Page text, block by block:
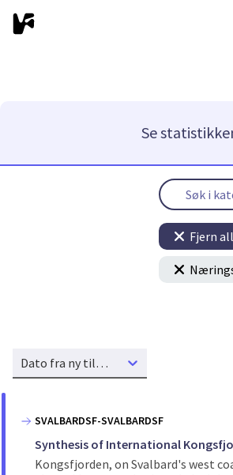
Se
Fjern
Dato fra ny til gammel
SVALBARDSF-SVALBARDSF
Synthesis of International
Kongsfjorden, on Svalbard's west